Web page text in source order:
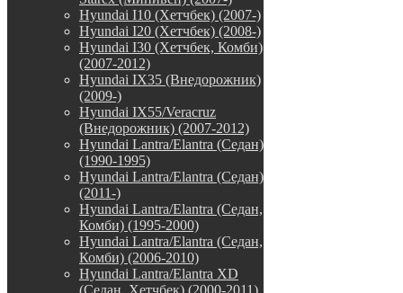
Hyundai I10 (Хетчбек) (2007-)
Hyundai I20 (Хетчбек) (2008-)
Hyundai I30 (Хетчбек, Комби)
(2007-2012)
Hyundai IX35 (Внедорожник)
(2009-)
Hyundai IX55/Veracruz
(Внедорожник) (2007-2012)
Hyundai Lantra/Elantra (Седан)
(1990-1995)
Hyundai Lantra/Elantra (Седан)
(2011-)
Hyundai Lantra/Elantra (Седан,
Комби) (1995-2000)
Hyundai Lantra/Elantra (Седан,
Комби) (2006-2010)
Hyundai Lantra/Elantra XD
(Седан, Хетчбек) (2000-2011)